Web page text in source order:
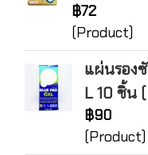
฿72
(Product)
แผ่นรอง
L 10 ชิ้น
฿90
(Product)